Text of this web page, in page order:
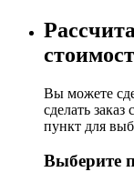
помещения
Вы можете
сделать
пункт для
Выберите